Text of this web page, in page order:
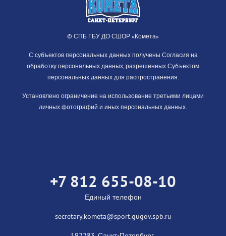
© СПБ ГБУ ДО СШОР «Комета»
С субъектов персональных данных получены Согласия на
обработку персональных данных, разрешенных Субъектом
персональных данных для распространения.
Установлено ограничение на использование третьими лицами
личных фотографий и иных персональных данных.
+7 812 655-08-10
Единый телефон
secretary.kometa@sport.gugov.spb.ru